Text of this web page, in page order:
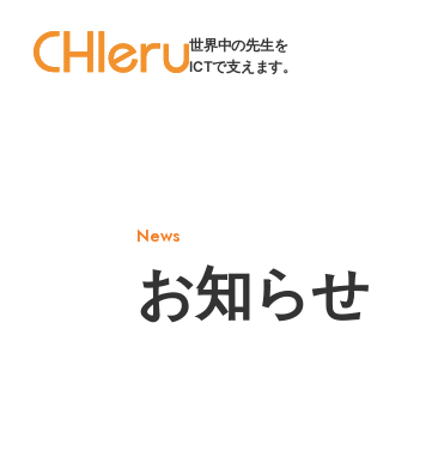
世界中の先生を
ICTで支えます。
News
お知らせ